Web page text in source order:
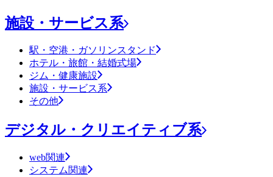
施設・サービス系
駅・空港・ガソリンスタンド
ホテル・旅館・結婚式場
ジム・健康施設
施設・サービス系
その他
デジタル・クリエイティブ系
web関連
システム関連